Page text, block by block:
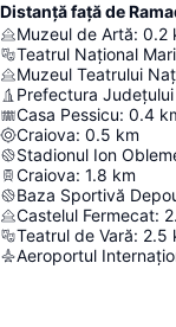
Distanță față de
Muzeul de Artă: 0.2
Teatrul Național
Muzeul Teatrului
Prefectura Județului
Casa Pessicu: 0.4
Craiova: 0.5 km
Stadionul Ion
Craiova: 1.8 km
Baza Sportivă
Castelul Fermecat:
Teatrul de Vară: 2.5
Aeroportul